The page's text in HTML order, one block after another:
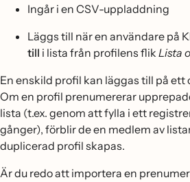
Ingår i en CSV-uppladdning
Läggs till när en användare på
till i lista från profilens flik Lista
En enskild profil kan läggas till på ett
Om en profil prenumererar
lista (t.ex. genom att fylla i ett
gånger), förblir de en medlem av
duplicerad profil skapas.
Är du redo att importera en